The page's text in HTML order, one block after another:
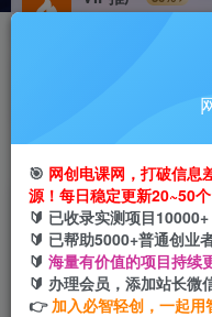
灯鱼说电商：直通车
了解直通车隐藏的规
网创电课网
2年前发布
🎯 网创电课网，打破信息
源！每日稳定更新20~50个
🔰 已收录实测项目
🔰 已帮助5000+普通创业
🔰 海量有价值的项目持续
🔰 办理会员，添加站长微
👉 加入必智轻创，一起用